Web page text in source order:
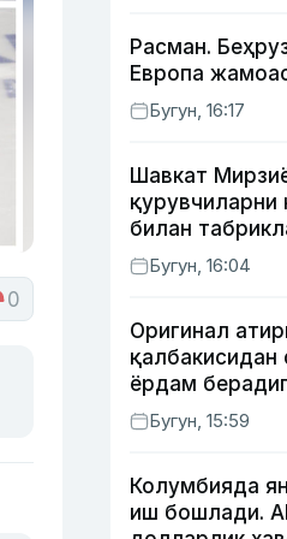
0
Расман.
Европа
Бугун, 16:17
Шавкат
қурувчиларни
билан
Бугун, 16:04
Оригинал
қалбакисидан
ёрдам
лайфҳак
Бугун, 15:59
Колумбияда
иш бошлади.